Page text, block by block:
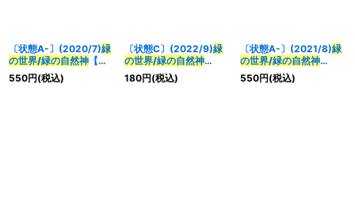
〔状態A-〕(2020/7)緑
の世界/緑の自然神 【転
醒X】{BS53-
TX03a/BS53-TX03b}
550円(税込)
〔状態C〕(2022/9)緑
の世界/緑の自然神
(BS61収録)【転醒X】
{BS53-TX03a/BS53-
180円(税込)
〔状態A-〕(2021/8)緑
の世界/緑の自然神
(BSC38収録)【転醒X】
{BS53-TX03a/BS53-
550円(税込)